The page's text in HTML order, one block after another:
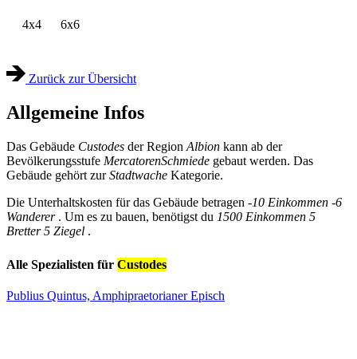
4x4 6x6
Zurück zur Übersicht
Allgemeine Infos
Das Gebäude Custodes der Region Albion kann ab der
Bevölkerungsstufe MercatorenSchmiede gebaut werden. Das
Gebäude gehört zurStadtwache Kategorie.
Die Unterhaltskosten für das Gebäude betragen -10 Einkommen -6
Wanderer . Um es zu bauen, benötigst du 1500 Einkommen 5
Bretter 5 Ziegel .
Alle Spezialisten für Custodes
Publius Quintus, Amphipraetorianer Episch